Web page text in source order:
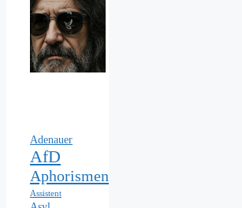
Adenauer
AfD
Aphorismen
Assistent